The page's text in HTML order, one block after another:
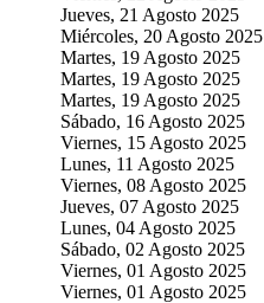
Jueves, 21 Agosto 2025
Miércoles, 20 Agosto 2025
Martes, 19 Agosto 2025
Martes, 19 Agosto 2025
Martes, 19 Agosto 2025
Sábado, 16 Agosto 2025
Viernes, 15 Agosto 2025
Lunes, 11 Agosto 2025
Viernes, 08 Agosto 2025
Jueves, 07 Agosto 2025
Lunes, 04 Agosto 2025
Sábado, 02 Agosto 2025
Viernes, 01 Agosto 2025
Viernes, 01 Agosto 2025